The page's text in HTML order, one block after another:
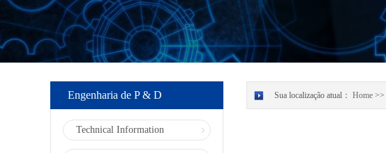
Engenharia de P & D
Technical Information
Sua localização atual： Home >>